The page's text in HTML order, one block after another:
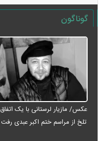
گوناگون
عکس/ مازیار لرستانی با یک اتفاق
تلخ از مراسم ختم اکبر عبدی رفت